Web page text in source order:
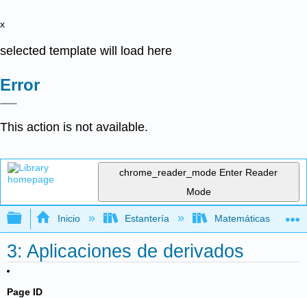
x
selected template will load here
Error
This action is not available.
chrome_reader_mode Enter Reader
Mode
Expandir/contraer jerarquía global
Inicio Estantería Matemáticas
3: Aplicaciones de derivados
Page ID